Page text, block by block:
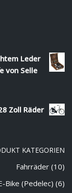
Leder
von Selle
Zoll Räder
KATEGORIEN
Fahrräder (10)
Bike (Pedelec) (6)